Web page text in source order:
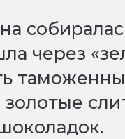
через
золотые